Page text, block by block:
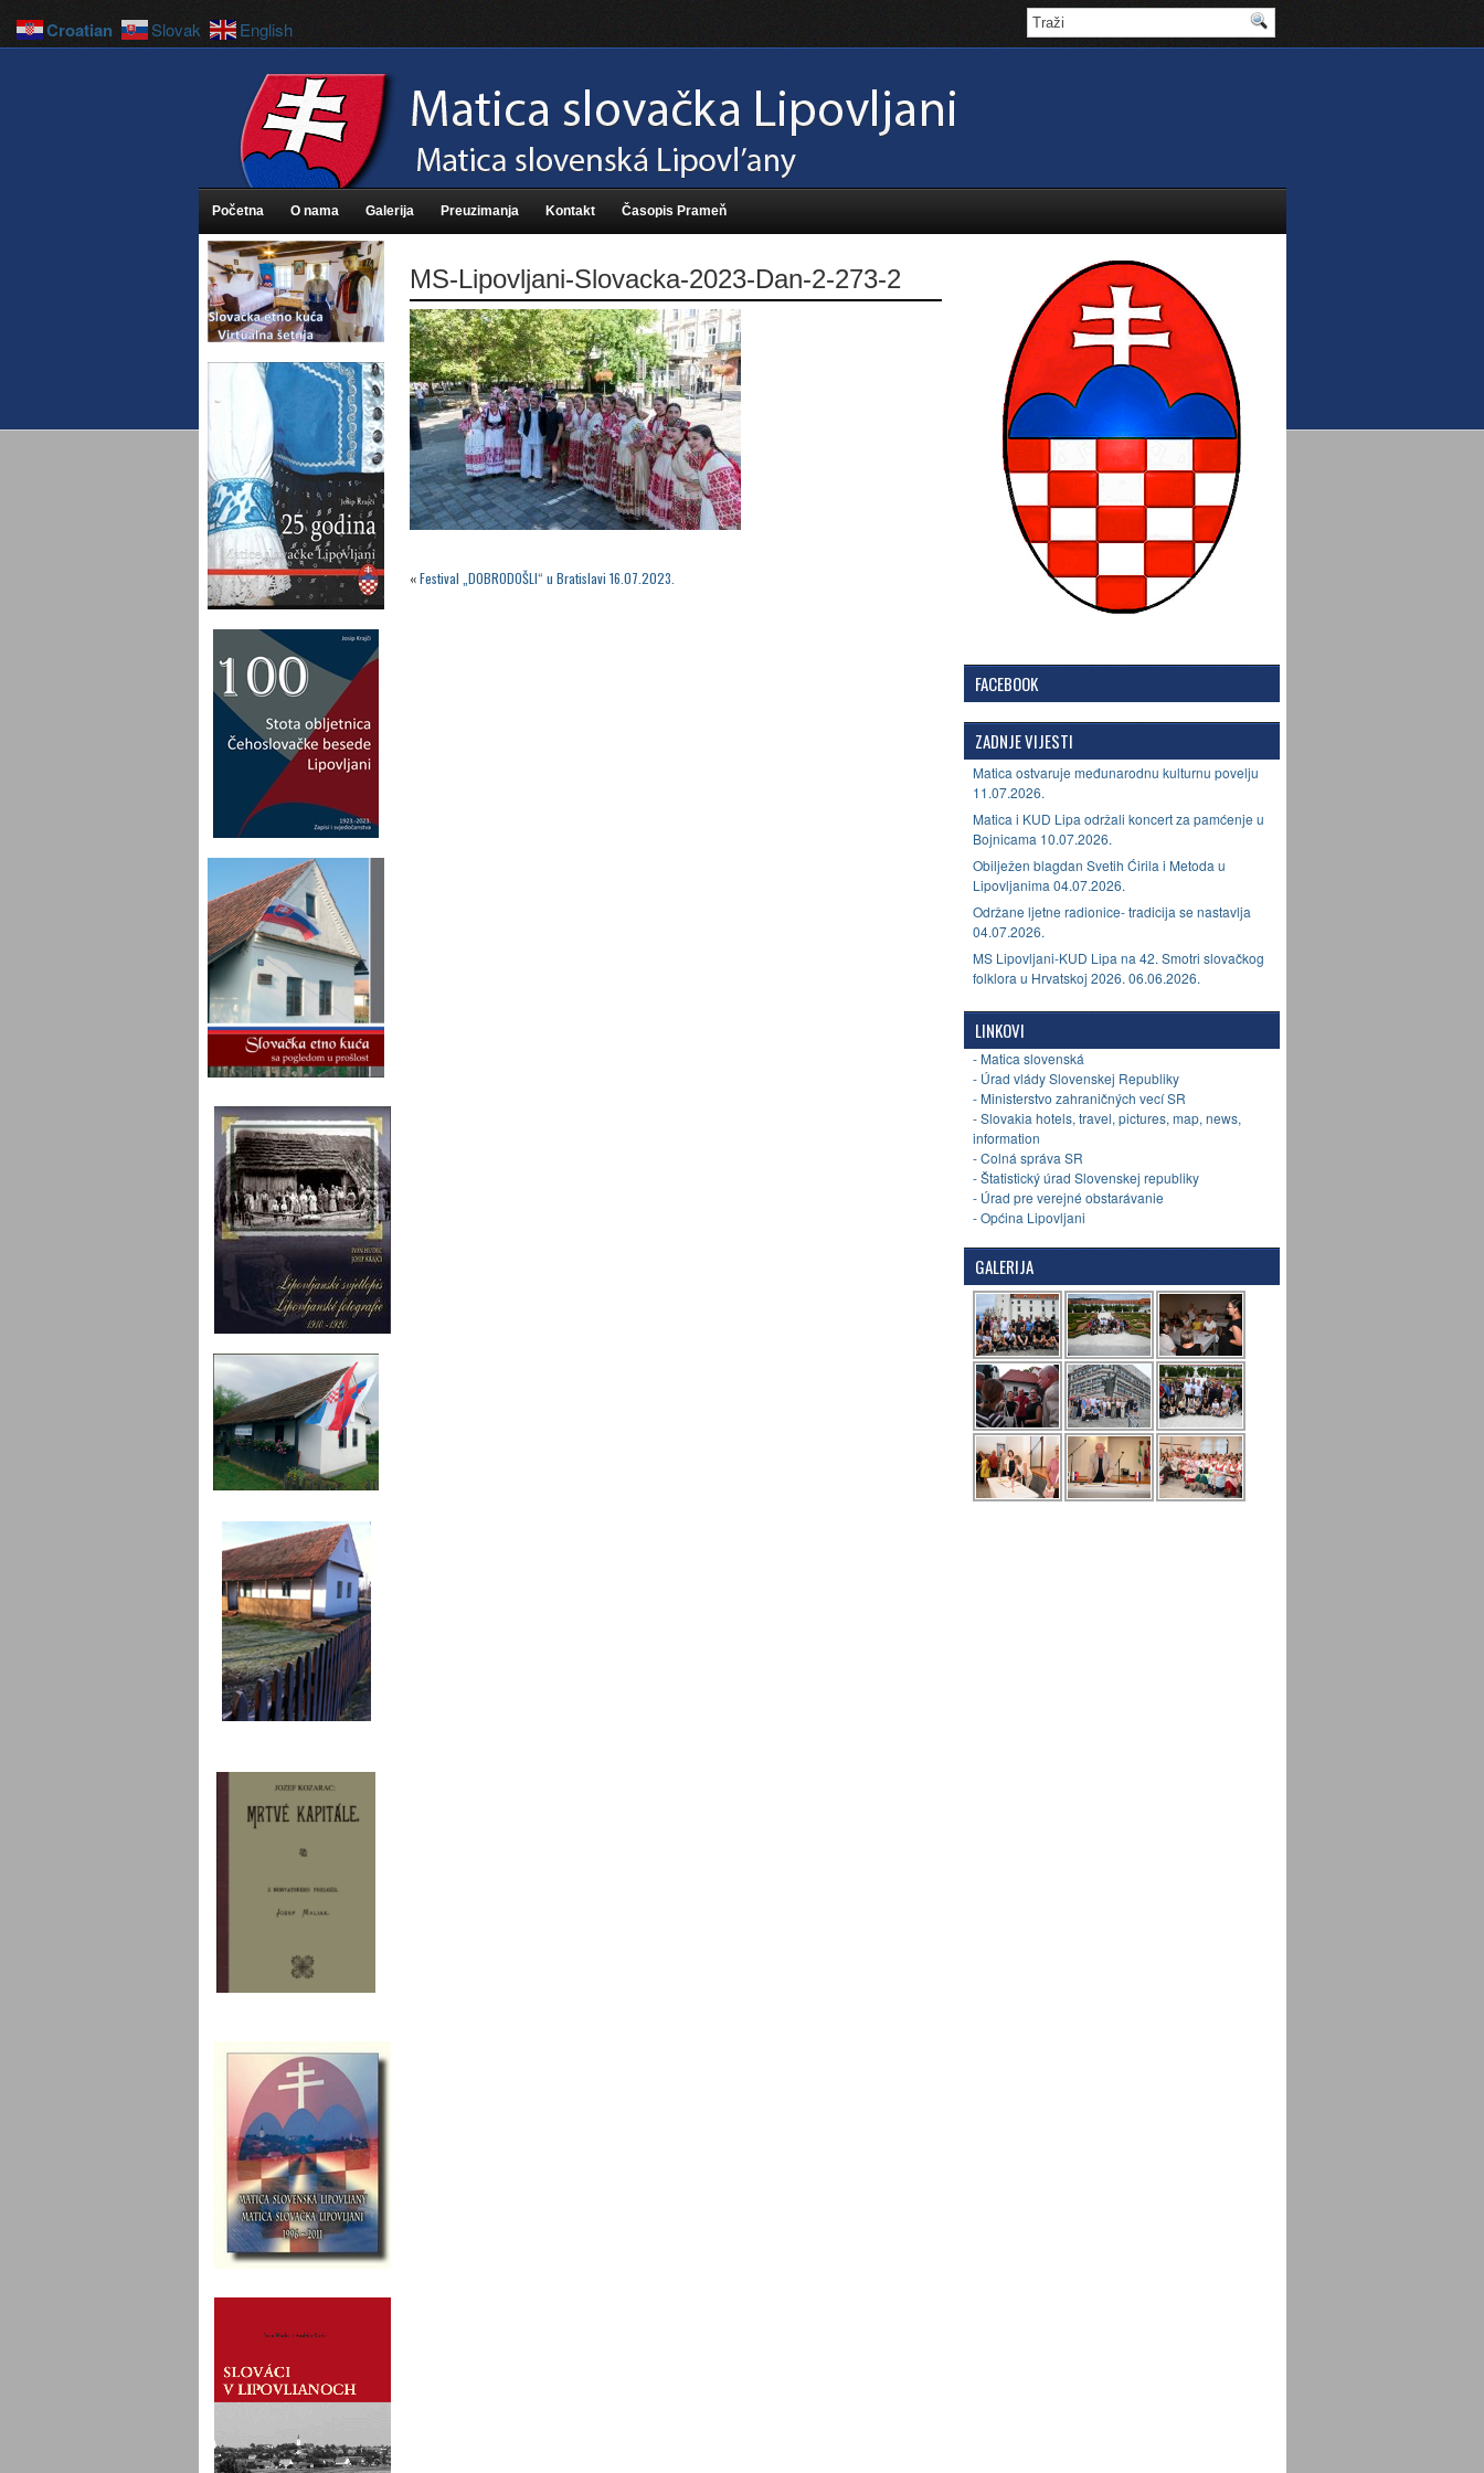
Početna O nama Galerija Preuzimanja Kontakt Časopis Prameň
MS-Lipovljani-Slovacka-2023-Dan-2-273-2
«Festival „DOBRODOŠLI“ u Bratislavi 16.07.2023.
FACEBOOK
ZADNJE VIJESTI
Matica ostvaruje međunarodnu kulturnu povelju
11.07.2026.
Matica i KUD Lipa održali koncert za pamćenje u
Bojnicama 10.07.2026.
Obilježen blagdan Svetih Ćirila i Metoda u
Lipovljanima 04.07.2026.
Održane ljetne radionice- tradicija se nastavlja
04.07.2026.
MS Lipovljani-KUD Lipa na 42. Smotri slovačkog
folklora u Hrvatskoj 2026. 06.06.2026.
LINKOVI
- Matica slovenská
- Úrad vlády Slovenskej Republiky
- Ministerstvo zahraničných vecí SR
- Slovakia hotels, travel, pictures, map, news,
information
- Colná správa SR
- Štatistický úrad Slovenskej republiky
- Úrad pre verejné obstarávanie
- Općina Lipovljani
GALERIJA
Croatian Slovak English